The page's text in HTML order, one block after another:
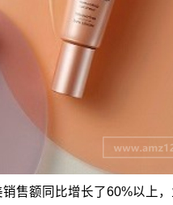
售额同比增长了60%以上